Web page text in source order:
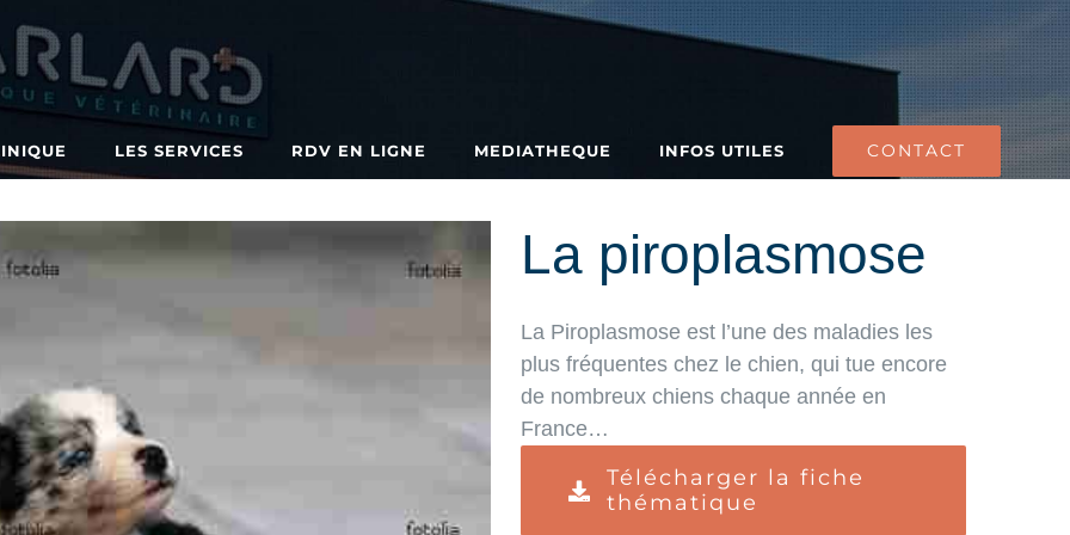
LES SERVICES RDV EN LIGNE MEDIATHEQUE INFOS UTILES CONTACT
La piroplasmose
La Piroplasmose est l’une des maladies les
plus fréquentes chez le chien, qui tue encore
de nombreux chiens chaque année en
France…
Télécharger la fiche
thématique